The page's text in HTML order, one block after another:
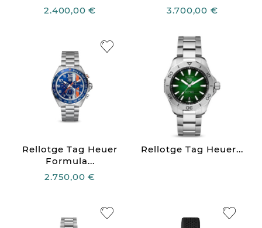
2.400,00 €
3.700,00 €
Rellotge Tag Heuer
Formula...
2.750,00 €
Rellotge Tag Heuer...